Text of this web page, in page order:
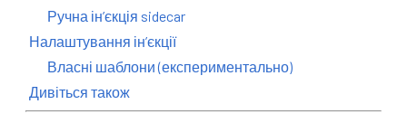
Ручна інʼєкція sidecar
Налаштування інʼєкції
Власні шаблони (експериментально)
Дивіться також